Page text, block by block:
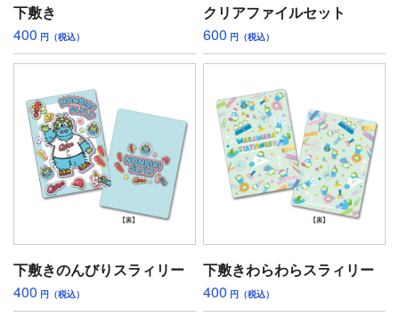
下敷き
400 円（税込）
クリアファイルセット
600 円（税込）
下敷きのんびりスラィリー
400 円（税込）
下敷きわらわらスラィリー
400 円（税込）